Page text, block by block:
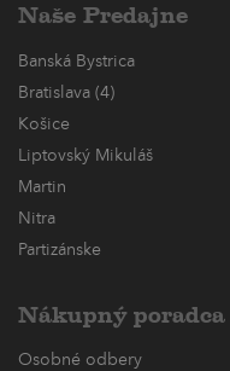
Naše Predajne
Banská Bystrica
Bratislava (4)
Košice
Liptovský Mikuláš
Martin
Nitra
Partizánske
Nákupný poradca
Osobné odbery